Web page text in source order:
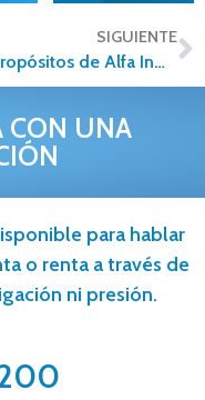
SIGUIENTE
Los Propósitos de Alfa Inmobiliaria
CON UNA
para hablar
o renta a través de
ni presión.